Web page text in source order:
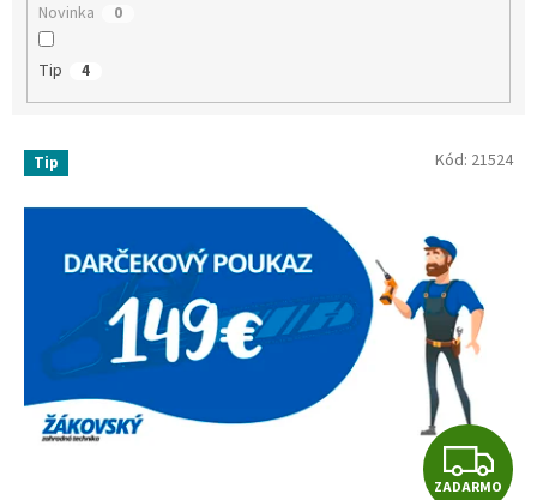
Novinka 0
Tip 4
Výpis produktov
Tip
ZADARMO
Kód: 21524